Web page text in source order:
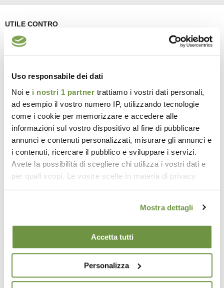
Uso responsabile dei dati
Noi e i nostri 1 partner trattiamo i vostri dati personali,
ad esempio il vostro numero IP, utilizzando tecnologie
come i cookie per memorizzare e accedere alle
informazioni sul vostro dispositivo al fine di pubblicare
annunci e contenuti personalizzati, misurare gli annunci e
i contenuti, ricercare il pubblico e sviluppare i servizi.
Avete la possibilità di scegliere chi utilizza i vostri dati e
per quali scopi. Le vostre scelte in materia di privacy
sono applicabili solo su questa proprietà digitale in cui
revocare il proprio consenso in qualsiasi momento dalla
Dichiarazione sui cookie o facendo clic sull'icona di
attivazione della privacy.
sezione dettagli
modificare o ritirare il tuo consenso in qualsiasi momento
Mostra dettagli
Accetta tutti
Personalizza
UTILE CONTRO
Mosche Pappataci Tafani
Tarme Alimenti Tarme Tessuti Zanzare
PRINCIPIO DI FUNZIONAMENTO